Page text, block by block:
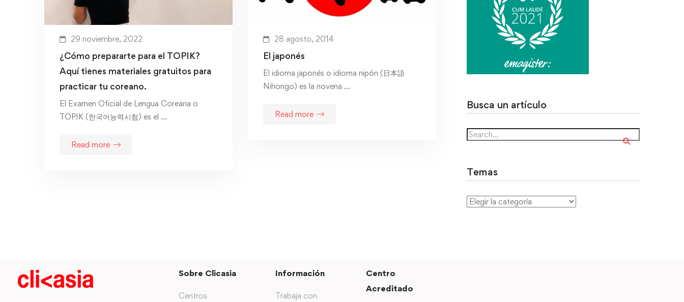
29 noviembre, 2022
¿Cómo prepararte para el TOPIK?
Aquí tienes materiales gratuitos para
practicar tu coreano.
El Examen Oficial de Lengua Coreana o
TOPIK (한국어능력시험) es el …
Read more
28 agosto, 2014
El japonés
El idioma japonés o idioma nipón (日本語
Nihongo) es la novena …
Read more
Busca un artículo
Temas
Sobre Clicasia
Centros
Información
Trabaja con
Centro
Acreditado